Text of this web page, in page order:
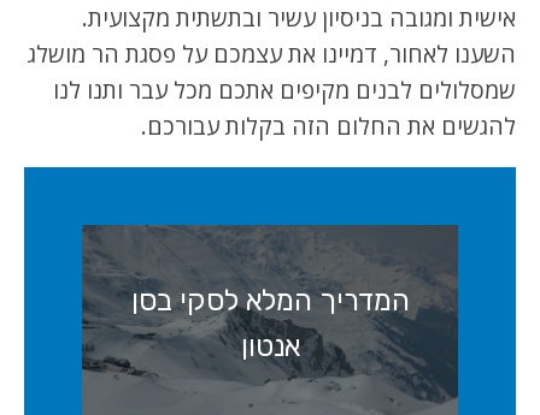
אישית ומגובה בניסיון עשיר ובתשתית מקצועית.
השענו לאחור, דמיינו את עצמכם על פסגת הר מושלג
שמסלולים לבנים מקיפים אתכם מכל עבר ותנו לנו
להגשים את החלום הזה בקלות עבורכם.
המדריך המלא לסקי בסן
אנטון